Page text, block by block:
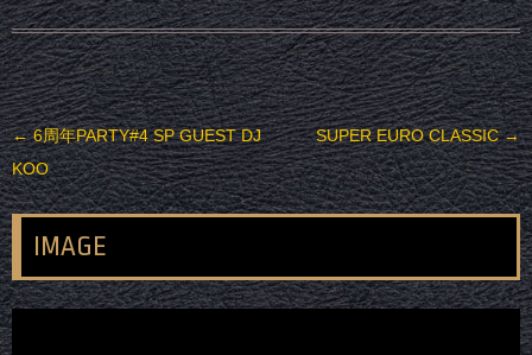
投稿ナビゲーション
←6周年PARTY#4 SP GUEST DJ
KOO
SUPER EURO CLASSIC→
IMAGE